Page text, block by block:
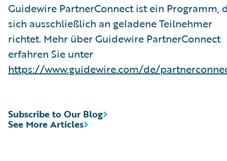
Guidewire PartnerConnect ist ein Programm,
sich ausschließlich an geladene Teilnehmer
richtet. Mehr über Guidewire PartnerConnect
erfahren Sie unter
https://www.guidewire.com/de/
See More Articles
Subscribe to Our Blog